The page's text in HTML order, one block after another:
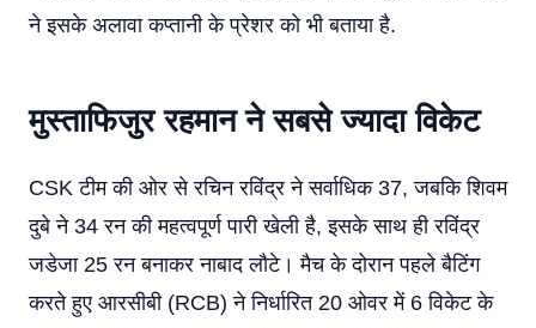
ने इसके अलावा कप्तानी के प्रेशर को भी बताया है.
मुस्ताफिजुर रहमान ने सबसे ज्यादा विकेट
CSK टीम की ओर से रचिन रविंद्र ने सर्वाधिक 37, जबकि शिवम
दुबे ने 34 रन की महत्वपूर्ण पारी खेली है, इसके साथ ही रविंद्र
जडेजा 25 रन बनाकर नाबाद लौटे। मैच के दोरान पहले बैटिंग
करते हुए आरसीबी (RCB) ने निर्धारित 20 ओवर में 6 विकेट के